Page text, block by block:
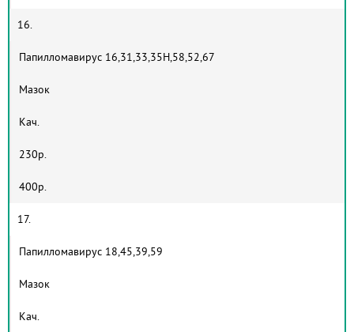
16.
Папилломавирус 16,31,33,35Н,58,52,67
Мазок
Кач.
230р.
400р.
17.
Папилломавирус 18,45,39,59
Мазок
Кач.